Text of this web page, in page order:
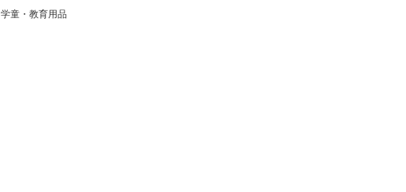
学童・教育用品